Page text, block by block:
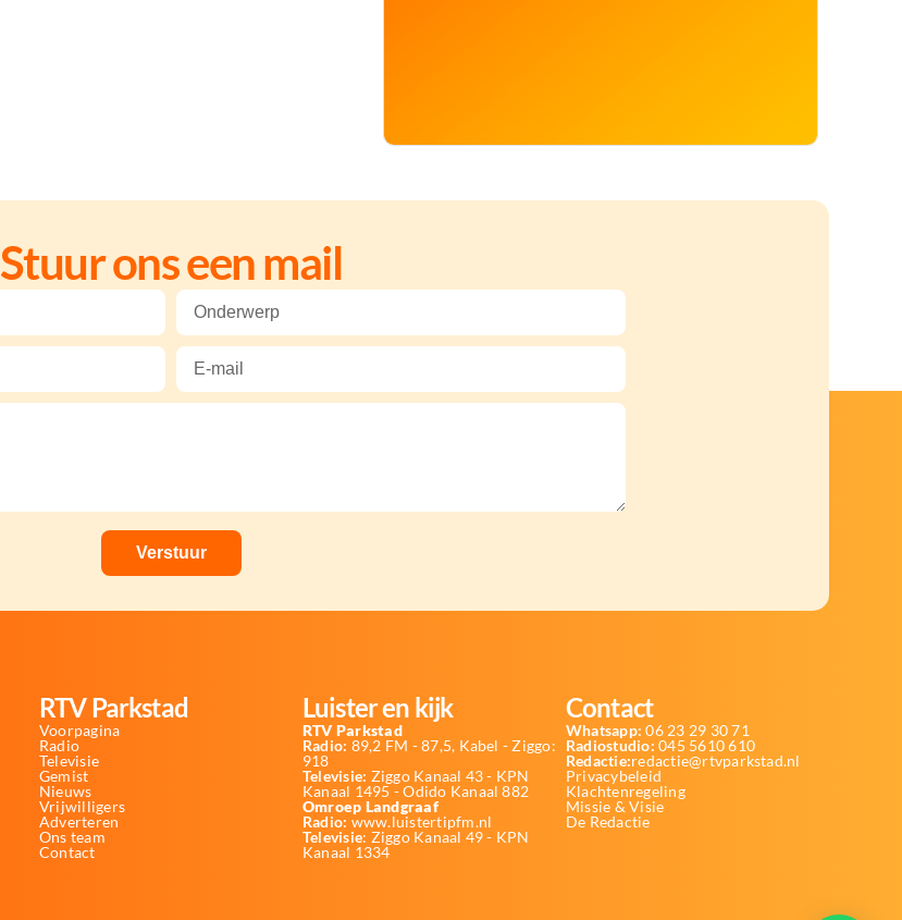
Stuur ons een mail
RTV Parkstad
Voorpagina
Radio
Televisie
Gemist
Nieuws
Vrijwilligers
Adverteren
Ons team
Contact
Luister en kijk
RTV Parkstad
Radio: 89,2 FM - 87,5, Kabel - Ziggo:
918
Televisie: Ziggo Kanaal 43 - KPN
Kanaal 1495 - Odido Kanaal 882
Omroep Landgraaf
Radio: www.luistertipfm.nl
Televisie: Ziggo Kanaal 49 - KPN
Kanaal 1334
Contact
Whatsapp: 06 23 29 30 71
Radiostudio: 045 5610 610
Redactie:redactie@rtvparkstad.nl
Privacybeleid
Klachtenregeling
Missie & Visie
De Redactie